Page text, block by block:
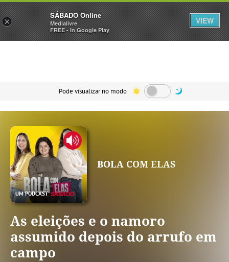
Sábado Assine Iniciar Sessão
Pode visualizar no modo
BOLA COM ELAS
As eleições e o namoro
assumido depois do arrufo em
campo
×
SÁBADO Online
Medialivre
FREE - In Google Play
VIEW